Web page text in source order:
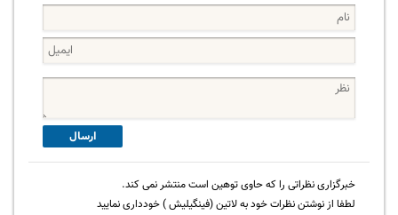
ارسال
خبرگزاری نظراتی را که حاوی توهین است منتشر نمی کند.
لطفا از نوشتن نظرات خود به لاتین (فینگیلیش ) خودداری نمایید